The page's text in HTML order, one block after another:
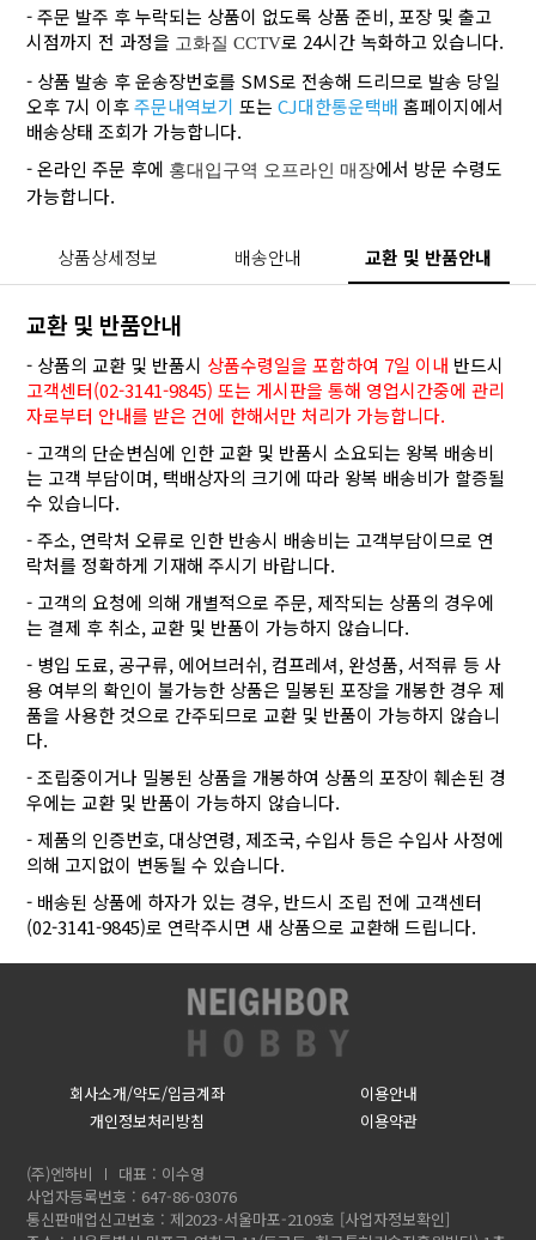
- 주문 발주 후 누락되는 상품이 없도록 상품 준비, 포장 및 출고
시점까지 전 과정을 고화질 CCTV로 24시간 녹화하고 있습니다.
- 상품 발송 후 운송장번호를 SMS로 전송해 드리므로 발송 당일
오후 7시 이후주문내역보기 또는CJ대한통운택배 홈페이지에서
배송상태 조회가 가능합니다.
- 온라인 주문 후에 홍대입구역 오프라인 매장에서 방문 수령도
가능합니다.
상품상세정보 배송안내 교환 및 반품안내
교환 및 반품안내
- 상품의 교환 및 반품시 상품수령일을 포함하여 7일 이내 반드시
고객센터(02-3141-9845) 또는 게시판을 통해 영업시간중에 관리
자로부터 안내를 받은 건에 한해서만 처리가 가능합니다.
- 고객의 단순변심에 인한 교환 및 반품시 소요되는 왕복 배송비
는 고객 부담이며, 택배상자의 크기에 따라 왕복 배송비가 할증될
수 있습니다.
- 주소, 연락처 오류로 인한 반송시 배송비는 고객부담이므로 연
락처를 정확하게 기재해 주시기 바랍니다.
- 고객의 요청에 의해 개별적으로 주문, 제작되는 상품의 경우에
는 결제 후 취소, 교환 및 반품이 가능하지 않습니다.
- 병입 도료, 공구류, 에어브러쉬, 컴프레셔, 완성품, 서적류 등 사
용 여부의 확인이 불가능한 상품은 밀봉된 포장을 개봉한 경우 제
품을 사용한 것으로 간주되므로 교환 및 반품이 가능하지 않습니
다.
- 조립중이거나 밀봉된 상품을 개봉하여 상품의 포장이 훼손된 경
우에는 교환 및 반품이 가능하지 않습니다.
- 제품의 인증번호, 대상연령, 제조국, 수입사 등은 수입사 사정에
의해 고지없이 변동될 수 있습니다.
- 배송된 상품에 하자가 있는 경우, 반드시 조립 전에 고객센터
(02-3141-9845)로 연락주시면 새 상품으로 교환해 드립니다.
회사소개/약도/입금계좌
이용안내
개인정보처리방침
이용약관
(주)엔하비
대표 : 이수영
사업자등록번호 : 647-86-03076
통신판매업신고번호 : 제2023-서울마포-2109호 [사업자정보확인]